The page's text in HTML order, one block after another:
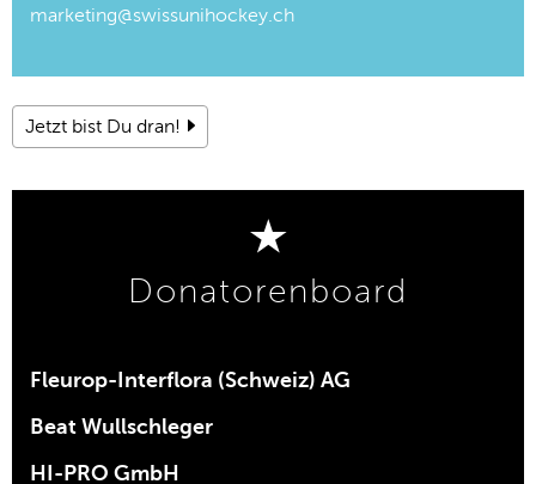
marketing@swissunihockey.ch
Jetzt bist Du dran!
Donatorenboard
Fleurop-Interflora (Schweiz) AG
Beat Wullschleger
HI-PRO GmbH